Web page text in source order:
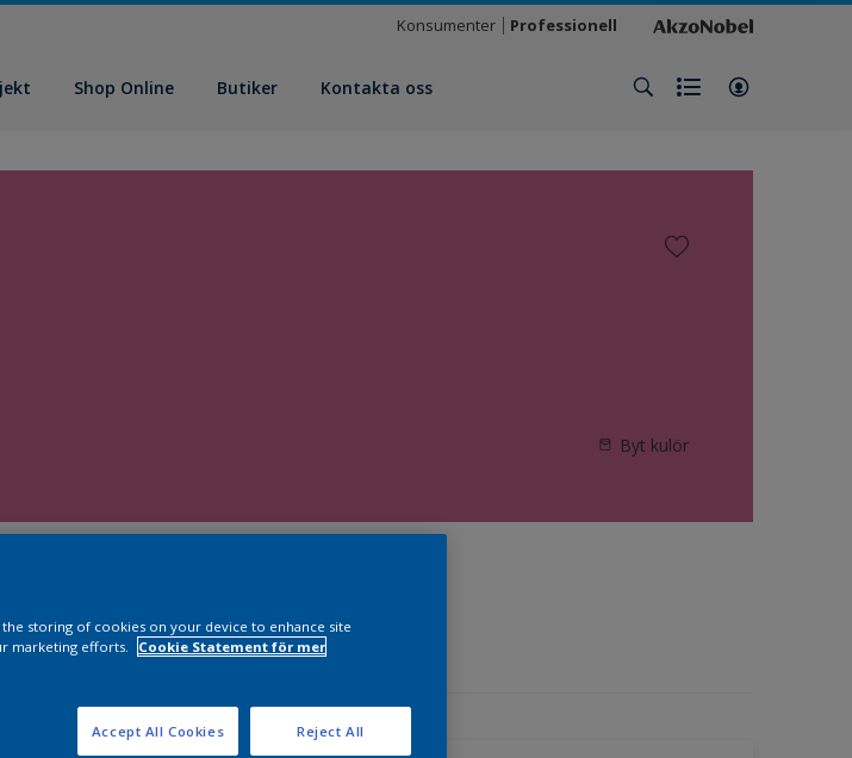
Konsumenter Professionell
Shop Online Butiker Kontakta oss
Byt kulör
du?
the storing of cookies on your device to enhance site
marketing efforts.
Cookie Statement för mer
Reject All
Accept All Cookies